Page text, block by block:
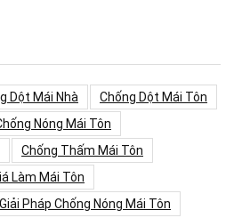
Dột Mái Nhà
Chống Dột Mái Tôn
Nóng Mái Tôn
Chống Thấm Mái Tôn
Làm Mái Tôn
Giải Pháp Chống Nóng Mái Tôn